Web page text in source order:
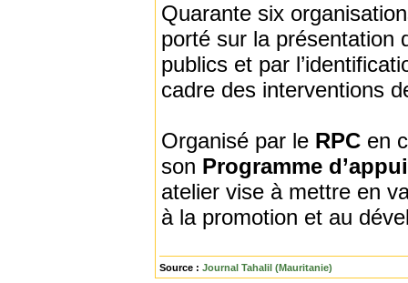
Quarante six
porté sur la présentation
publics et par
cadre des interventions
Organisé par le RPC en
son Programme
atelier vise à mettre en
à la promotion et au
Source : Journal Tahalil (Mauritanie)